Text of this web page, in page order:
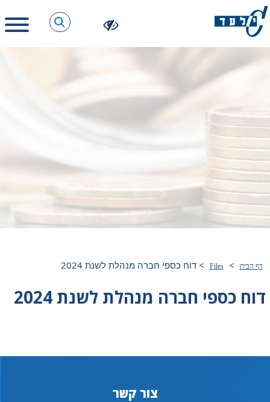
דף הבית >
Files
>דוח כספי חברה מנהלת לשנת 2024
דוח כספי חברה מנהלת לשנת 2024
צור קשר